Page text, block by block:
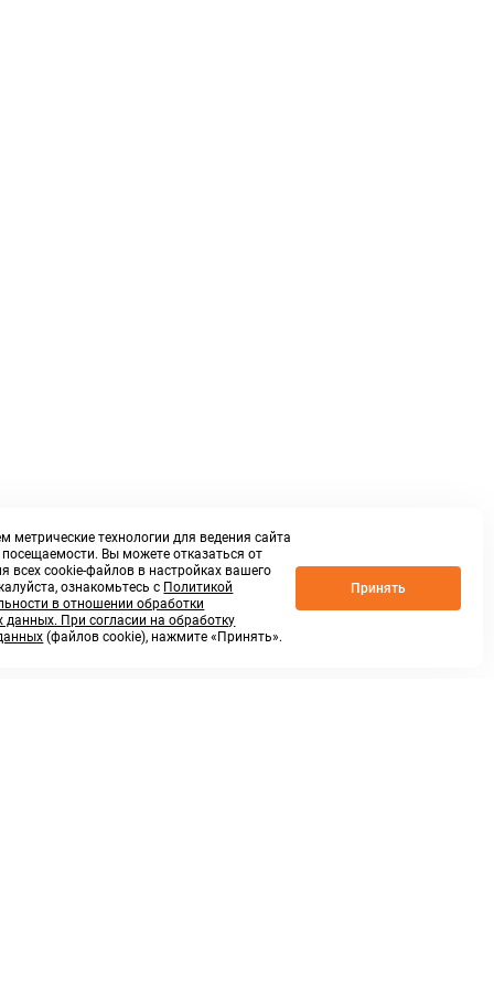
метрические технологии для ведения сайта
посещаемости. Вы можете отказаться от
всех cookie-файлов в настройках вашего
ознакомьтесь с Политикой
в отношении обработки
данных. При согласии на обработку
(файлов cookie), нажмите «Принять».
Принять